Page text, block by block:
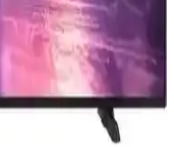
ve 65U8000F'in
özellikleri detaylı
Kaliteli Eğlence
görüntü ve geniş